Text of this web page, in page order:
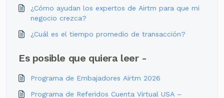
¿Cómo ayudan los expertos de Airtm para que mi
negocio crezca?
¿Cuál es el tiempo promedio de transacción?
Es posible que quiera leer -
Programa de Embajadores Airtm 2026
Programa de Referidos Cuenta Virtual USA –